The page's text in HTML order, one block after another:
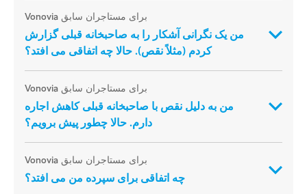
برای مستاجران سابق Vonovia
من یک نگرانی آشکار را به صاحبخانه قبلی گزارش
کردم (مثلاً نقص). حالا چه اتفاقی می افتد؟
برای مستاجران سابق Vonovia
من به دلیل نقص با صاحبخانه قبلی کاهش اجاره
دارم. حالا چطور پیش برویم؟
برای مستاجران سابق Vonovia
چه اتفاقی برای سپرده من می افتد؟